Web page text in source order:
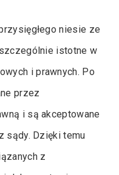
niesie ze
istotne w
i prawnych. Po
przez
i są akceptowane
sądy. Dzięki temu
z